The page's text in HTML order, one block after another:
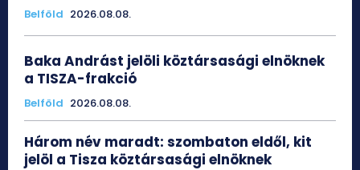
Belföld 2026.08.08.
Baka Andrást jelöli köztársasági elnöknek
a TISZA-frakció
Belföld 2026.08.08.
Három név maradt: szombaton eldől, kit
jelöl a Tisza köztársasági elnöknek